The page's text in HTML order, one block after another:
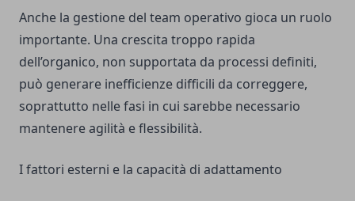
Anche la gestione del team operativo gioca un ruolo
importante. Una crescita troppo rapida
dell’organico, non supportata da processi definiti,
può generare inefficienze difficili da correggere,
soprattutto nelle fasi in cui sarebbe necessario
mantenere agilità e flessibilità.
I fattori esterni e la capacità di adattamento